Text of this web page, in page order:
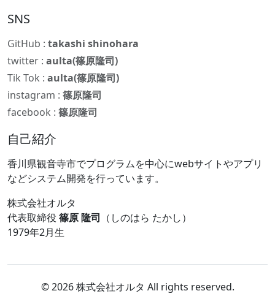
SNS
GitHub : takashi shinohara
twitter : aulta(篠原隆司)
Tik Tok : aulta(篠原隆司)
instagram : 篠原隆司
facebook : 篠原隆司
自己紹介
香川県観音寺市でプログラムを中心にwebサイトやアプリ
などシステム開発を行っています。
株式会社オルタ
代表取締役 篠原 隆司 （しのはら たかし）
1979年2月生
© 2026 株式会社オルタ All rights reserved.